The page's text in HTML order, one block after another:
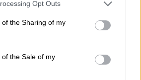
or usage behaviour. You may click to
to Google and its third-party tags to
specified purposes in below Google
Opt Outs
the Sharing of my
the Sale of my
κακοκαιρία άφησε πίσω